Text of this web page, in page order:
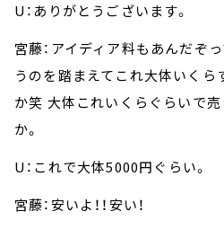
U：ありがとうございます。
宮藤：アイディア料もあんだぞ
うのを踏まえてこれ大体いくら
か笑 大体これいくらぐらいで
か。
U：これで大体5000円ぐらい。
宮藤：安いよ！！安い！